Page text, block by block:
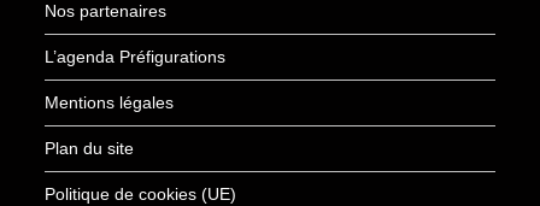
Nos partenaires
L’agenda Préfigurations
Mentions légales
Plan du site
Politique de cookies (UE)